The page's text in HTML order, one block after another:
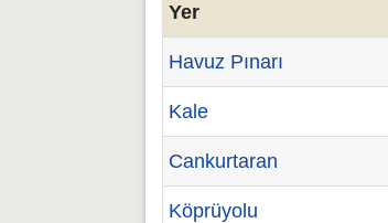
Yer
Havuz Pınarı
Kale
Cankurtaran
Köprüyolu